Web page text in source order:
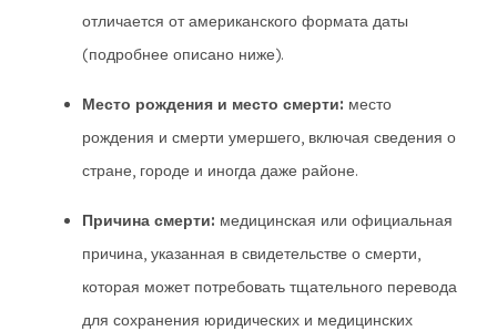
отличается от американского формата даты
(подробнее описано ниже).
Место рождения и место смерти: место
рождения и смерти умершего, включая сведения о
стране, городе и иногда даже районе.
Причина смерти: медицинская или официальная
причина, указанная в свидетельстве о смерти,
которая может потребовать тщательного перевода
для сохранения юридических и медицинских